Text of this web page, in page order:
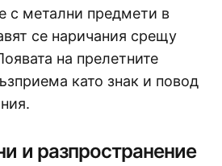
с метални предмети в
се наричания срещу
на прелетните
като знак и повод
и разпространение